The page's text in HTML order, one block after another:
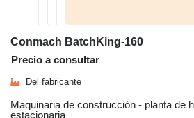
Conmach BatchKing-160
Precio a consultar
Del fabricante
Maquinaria de construcción - planta de
estacionaria